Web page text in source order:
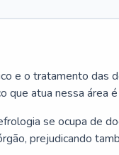
e o tratamento das
que atua nessa área
se ocupa de
prejudicando